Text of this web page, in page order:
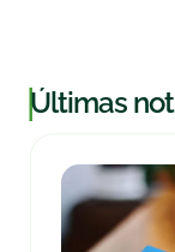
|Últimas